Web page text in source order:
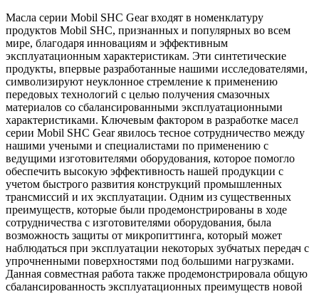
Масла серии Mobil SHC Gear входят в номенклатуру
продуктов Mobil SHC, признанных и популярных во всем
мире, благодаря инновациям и эффективным
эксплуатационным характеристикам. Эти синтетические
продукты, впервые разработанные нашими исследователями,
символизируют неуклонное стремление к применению
передовых технологий с целью получения смазочных
материалов со сбалансированными эксплуатационными
характеристиками. Ключевым фактором в разработке масел
серии Mobil SHC Gear явилось тесное сотрудничество между
нашими учеными и специалистами по применению с
ведущими изготовителями оборудования, которое помогло
обеспечить высокую эффективность нашей продукции с
учетом быстрого развития конструкций промышленных
трансмиссий и их эксплуатации. Одним из существенных
преимуществ, которые были продемонстрированы в ходе
сотрудничества с изготовителями оборудования, была
возможность защиты от микропиттинга, который может
наблюдаться при эксплуатации некоторых зубчатых передач с
упрочненными поверхностями под большими нагрузками.
Данная совместная работа также продемонстрировала общую
сбалансированность эксплуатационных преимуществ новой